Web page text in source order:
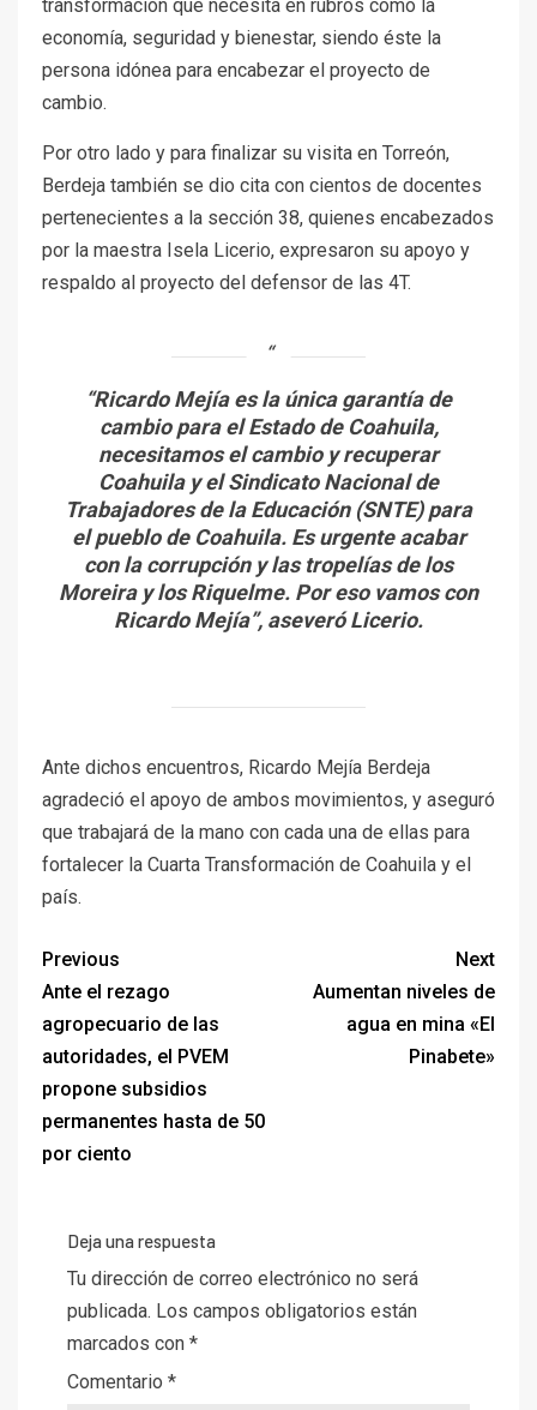
transformación que necesita en rubros como la
economía, seguridad y bienestar, siendo éste la
persona idónea para encabezar el proyecto de
cambio.
Por otro lado y para finalizar su visita en Torreón,
Berdeja también se dio cita con cientos de docentes
pertenecientes a la sección 38, quienes encabezados
por la maestra Isela Licerio, expresaron su apoyo y
respaldo al proyecto del defensor de las 4T.
“Ricardo Mejía es la única garantía de
cambio para el Estado de Coahuila,
necesitamos el cambio y recuperar
Coahuila y el Sindicato Nacional de
Trabajadores de la Educación (SNTE) para
el pueblo de Coahuila. Es urgente acabar
con la corrupción y las tropelías de los
Moreira y los Riquelme. Por eso vamos con
Ricardo Mejía”, aseveró Licerio.
Ante dichos encuentros, Ricardo Mejía Berdeja
agradeció el apoyo de ambos movimientos, y aseguró
que trabajará de la mano con cada una de ellas para
fortalecer la Cuarta Transformación de Coahuila y el
país.
Previous
Ante el rezago
agropecuario de las
autoridades, el PVEM
propone subsidios
permanentes hasta de 50
por ciento
Next
Aumentan niveles de
agua en mina «El
Pinabete»
Deja una respuesta
Tu dirección de correo electrónico no será
publicada. Los campos obligatorios están
marcados con *
Comentario *